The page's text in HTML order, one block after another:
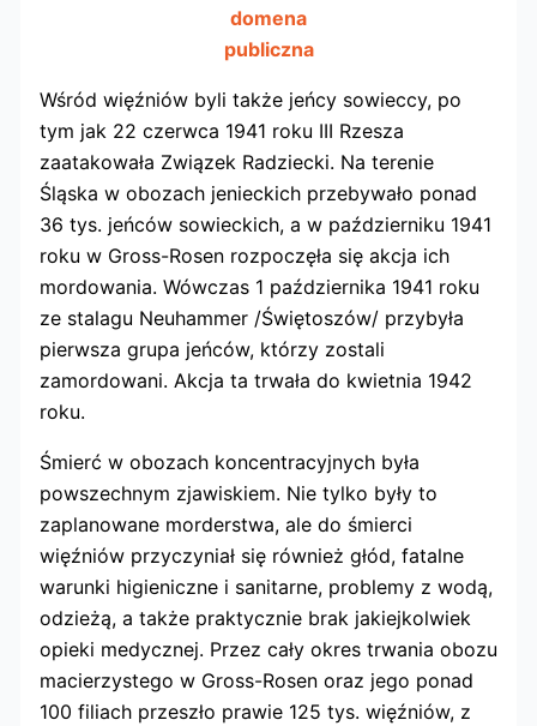
domena
publiczna
Wśród więźniów byli także jeńcy sowieccy, po
tym jak 22 czerwca 1941 roku III Rzesza
zaatakowała Związek Radziecki. Na terenie
Śląska w obozach jenieckich przebywało ponad
36 tys. jeńców sowieckich, a w październiku 1941
roku w Gross-Rosen rozpoczęła się akcja ich
mordowania. Wówczas 1 października 1941 roku
ze stalagu Neuhammer /Świętoszów/ przybyła
pierwsza grupa jeńców, którzy zostali
zamordowani. Akcja ta trwała do kwietnia 1942
roku.
Śmierć w obozach koncentracyjnych była
powszechnym zjawiskiem. Nie tylko były to
zaplanowane morderstwa, ale do śmierci
więźniów przyczyniał się również głód, fatalne
warunki higieniczne i sanitarne, problemy z wodą,
odzieżą, a także praktycznie brak jakiejkolwiek
opieki medycznej. Przez cały okres trwania obozu
macierzystego w Gross-Rosen oraz jego ponad
100 filiach przeszło prawie 125 tys. więźniów, z